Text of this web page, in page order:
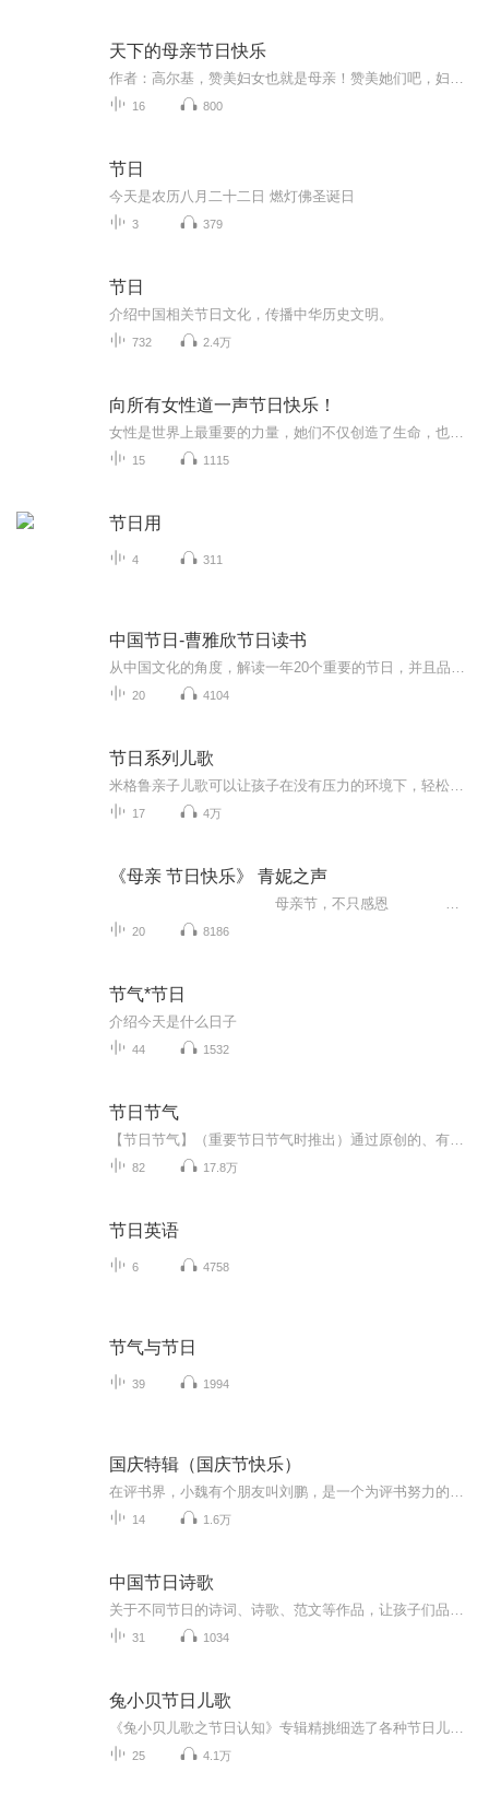
天下的母亲节日快乐
16 800
节日
今天是农历八月二十二日 燃灯佛圣诞日
3 379
节日
介绍中国相关节日文化，传播中华历史文明。
732 2.4万
向所有女性道一声节日快乐！
15 1115
节日用
4 311
中国节日-曹雅欣节日读书
20 4104
节日系列儿歌
17 4万
《母亲 节日快乐》 青妮之声
20 8186
节气*节日
介绍今天是什么日子
44 1532
节日节气
82 17.8万
节日英语
6 4758
节气与节日
39 1994
国庆特辑（国庆节快乐）
14 1.6万
中国节日诗歌
31 1034
兔小贝节日儿歌
25 4.1万